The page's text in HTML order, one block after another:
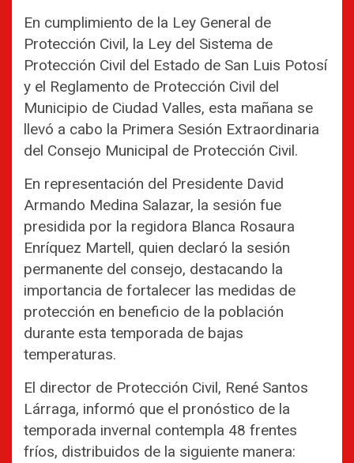
En cumplimiento de la Ley General de
Protección Civil, la Ley del Sistema de
Protección Civil del Estado de San Luis Potosí
y el Reglamento de Protección Civil del
Municipio de Ciudad Valles, esta mañana se
llevó a cabo la Primera Sesión Extraordinaria
del Consejo Municipal de Protección Civil.
En representación del Presidente David
Armando Medina Salazar, la sesión fue
presidida por la regidora Blanca Rosaura
Enríquez Martell, quien declaró la sesión
permanente del consejo, destacando la
importancia de fortalecer las medidas de
protección en beneficio de la población
durante esta temporada de bajas
temperaturas.
El director de Protección Civil, René Santos
Lárraga, informó que el pronóstico de la
temporada invernal contempla 48 frentes
fríos, distribuidos de la siguiente manera: